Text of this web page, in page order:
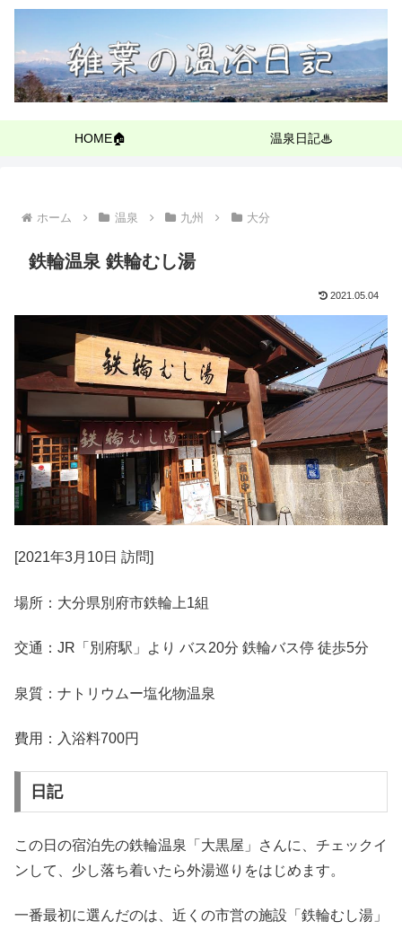
HOME🏠 温泉日記♨
ホーム 温泉 九州 大分
鉄輪温泉 鉄輪むし湯
2021.05.04
[2021年3月10日 訪問]
場所：大分県別府市鉄輪上1組
交通：JR「別府駅」より バス20分 鉄輪バス停 徒歩5分
泉質：ナトリウムー塩化物温泉
費用：入浴料700円
日記
この日の宿泊先の鉄輪温泉「大黒屋」さんに、チェックイ
ンして、少し落ち着いたら外湯巡りをはじめます。
一番最初に選んだのは、近くの市営の施設「鉄輪むし湯」